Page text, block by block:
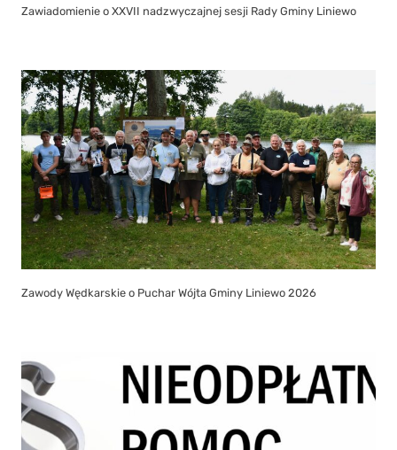
Zawiadomienie o XXVII nadzwyczajnej sesji Rady Gminy Liniewo
Zawody Wędkarskie o Puchar Wójta Gminy Liniewo 2026